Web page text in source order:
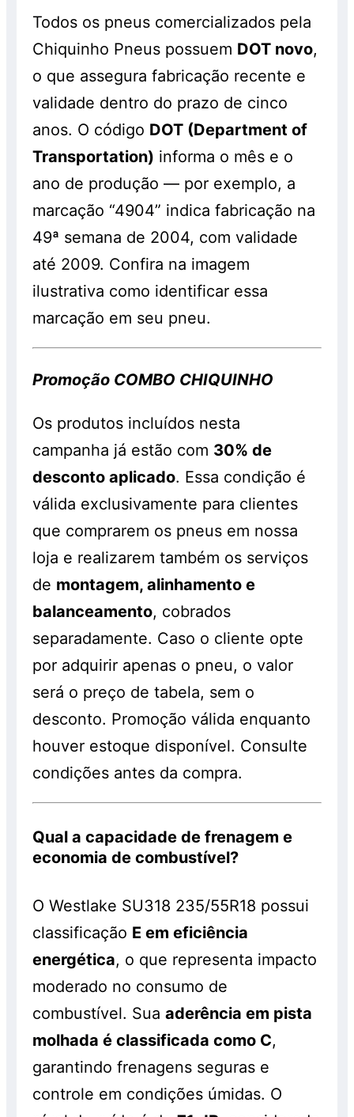
Todos os pneus comercializados pela
Chiquinho Pneus possuem DOT novo,
o que assegura fabricação recente e
validade dentro do prazo de cinco
anos. O código DOT (Department of
Transportation) informa o mês e o
ano de produção — por exemplo, a
marcação “4904” indica fabricação na
49ª semana de 2004, com validade
até 2009. Confira na imagem
ilustrativa como identificar essa
marcação em seu pneu.
Promoção COMBO CHIQUINHO
Os produtos incluídos nesta
campanha já estão com 30% de
desconto aplicado. Essa condição é
válida exclusivamente para clientes
que comprarem os pneus em nossa
loja e realizarem também os serviços
de montagem, alinhamento e
balanceamento, cobrados
separadamente. Caso o cliente opte
por adquirir apenas o pneu, o valor
será o preço de tabela, sem o
desconto. Promoção válida enquanto
houver estoque disponível. Consulte
condições antes da compra.
Qual a capacidade de frenagem e
economia de combustível?
O Westlake SU318 235/55R18 possui
classificação E em eficiência
energética, o que representa impacto
moderado no consumo de
combustível. Suaaderência em pista
molhada é classificada como C,
garantindo frenagens seguras e
controle em condições úmidas. O